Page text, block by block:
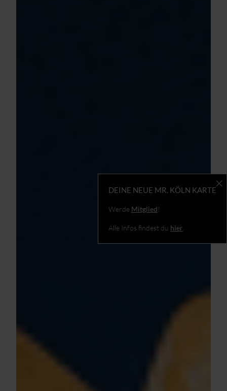
DEINE NEUE MR. KÖLN KARTE
Werde Mitglied!
Alle Infos findest du hier.